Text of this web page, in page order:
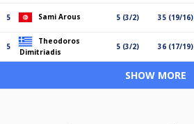
5 Sami Arous 5 (3/2) 35 (19/16)
5
Theodoros
Dimitriadis
5 (3/2) 36 (17/19)
SHOW MORE